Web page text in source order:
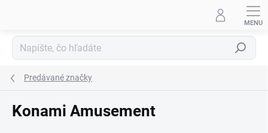
Hľadať
Predávané značky
Konami Amusement